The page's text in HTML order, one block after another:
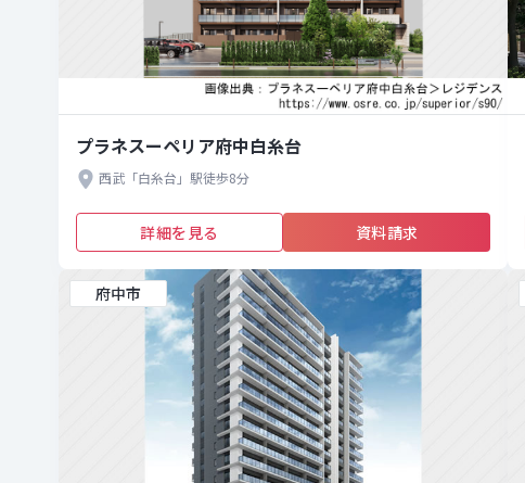
プラネスーペリア府中白糸台
西武「白糸台」駅徒歩8分
詳細を見る 資料請求
府中市